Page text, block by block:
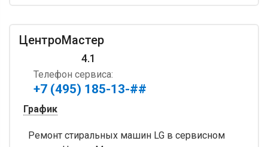
ЦентроМастер
4.1
Телефон сервиса:
+7 (495) 185-13-##
График
Ремонт стиральных машин LG в сервисном